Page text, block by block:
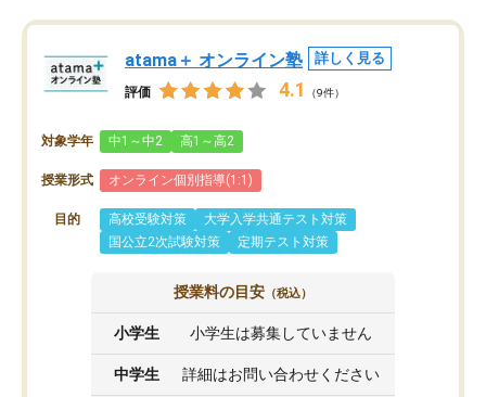
atama＋ オンライン塾 詳しく見る
評価 4.1 （9件）
対象学年 中1～中2 高1～高2
授業形式 オンライン個別指導(1:1)
目的 高校受験対策
大学入学共通テスト対策
国公立2次試験対策
定期テスト対策
授業料の目安 （税込）
小学生 小学生は募集していません
中学生 詳細はお問い合わせください